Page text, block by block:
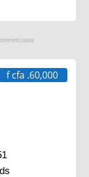
f cfa .60,000